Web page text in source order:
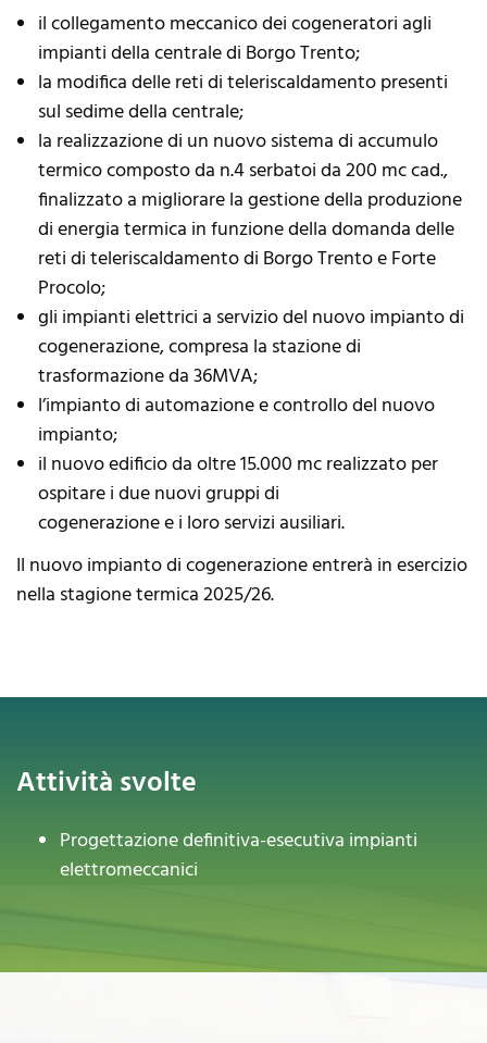
il collegamento meccanico dei cogeneratori agli
impianti della centrale di Borgo Trento;
la modifica delle reti di teleriscaldamento presenti
sul sedime della centrale;
la realizzazione di un nuovo sistema di accumulo
termico composto da n.4 serbatoi da 200 mc cad.,
finalizzato a migliorare la gestione della produzione
di energia termica in funzione della domanda delle
reti di teleriscaldamento di Borgo Trento e Forte
Procolo;
gli impianti elettrici a servizio del nuovo impianto di
cogenerazione, compresa la stazione di
trasformazione da 36MVA;
l’impianto di automazione e controllo del nuovo
impianto;
il nuovo edificio da oltre 15.000 mc realizzato per
ospitare i due nuovi gruppi di
cogenerazione e i loro servizi ausiliari.
Il nuovo impianto di cogenerazione entrerà in esercizio
nella stagione termica 2025/26.
Attività svolte
Progettazione definitiva-esecutiva impianti
elettromeccanici